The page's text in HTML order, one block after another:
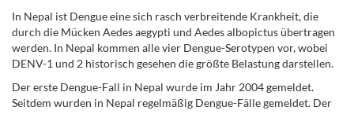
In Nepal ist Dengue eine sich rasch verbreitende Krankheit, die
durch die Mücken Aedes aegypti und Aedes albopictus übertragen
werden. In Nepal kommen alle vier Dengue-Serotypen vor, wobei
DENV-1 und 2 historisch gesehen die größte Belastung darstellen.
Der erste Dengue-Fall in Nepal wurde im Jahr 2004 gemeldet.
Seitdem wurden in Nepal regelmäßig Dengue-Fälle gemeldet. Der